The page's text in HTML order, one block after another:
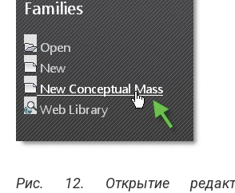
Рис. 12. Открытие